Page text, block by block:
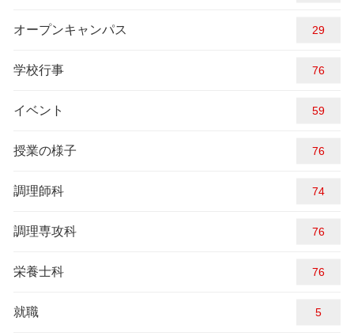
オープンキャンパス 29
学校行事 84
イベント 59
授業の様子 88
調理師科 74
調理専攻科 88
栄養士科 88
就職 5